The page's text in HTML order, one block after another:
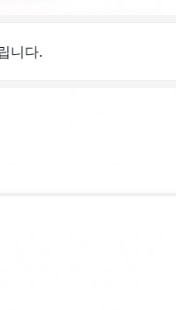
니다.